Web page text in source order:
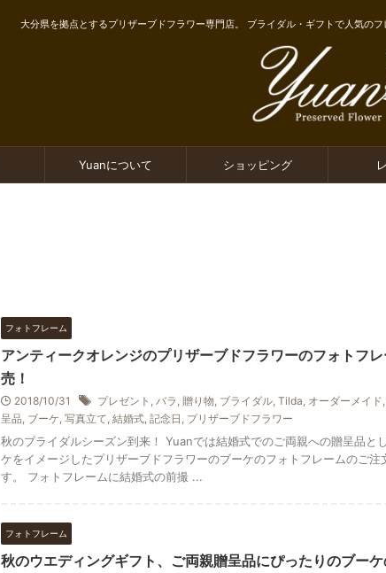
大分県を拠点とするプリザーブドフラワー専門店。 ブライダル・ギフトで人気の
Yuanについて ショッピング
フォトフレーム
アンティークオレンジのプリザーブドフラワーのフォトフ
売！
2018/10/31 プレゼント バラ 贈り物 ブライダル Tilda オーダーメイド
呈品 ブーケ 写真立て 結婚式 記念日 プリザーブドフラワー
秋のブライダルシーズン到来！ Yuanでは結婚式でのご両親への贈呈品と
ケをイメージしたプリザーブドフラワーのブーケのフォトフレームのご注
す。 フォトフレームに結婚式の前撮 ...
フォトフレーム
秋のウエディングギフト、ご両親贈呈品にぴったりのブー